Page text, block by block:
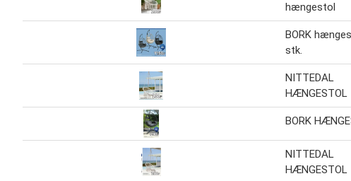
hængestol
BORK
stk.
NITTEDAL
HÆNGESTOL
BORK
NITTEDAL
HÆNGESTOL